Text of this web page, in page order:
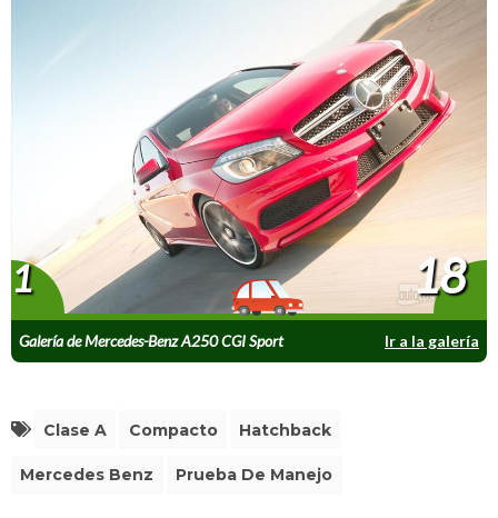
Galería de Mercedes-Benz A250 CGI Sport
2013
Ir a la galería
1 18
Clase A Compacto Hatchback
Mercedes Benz Prueba De Manejo